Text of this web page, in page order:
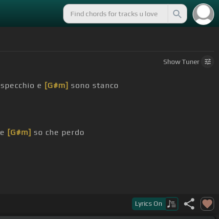
ShowTuner
e [G#m] sono stanco
[G#m] so che perdo
Lyrics On